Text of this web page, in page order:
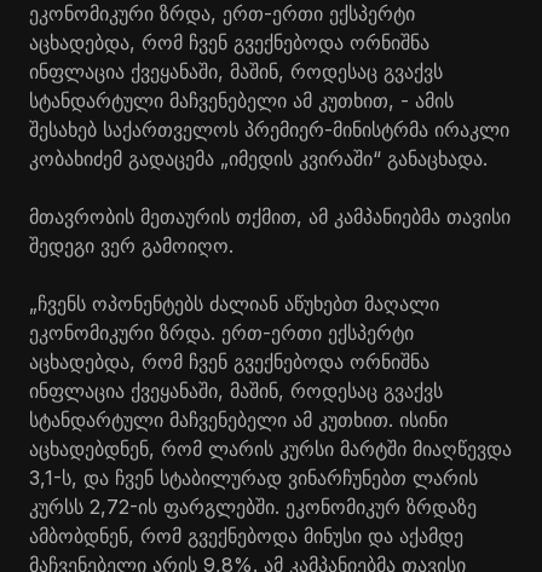
ეკონომიკური ზრდა, ერთ-ერთი ექსპერტი
აცხადებდა, რომ ჩვენ გვექნებოდა ორნიშნა
ინფლაცია ქვეყანაში, მაშინ, როდესაც გვაქვს
სტანდარტული მაჩვენებელი ამ კუთხით, - ამის
შესახებ საქართველოს პრემიერ-მინისტრმა ირაკლი
კობახიძემ გადაცემა „იმედის კვირაში“ განაცხადა.
მთავრობის მეთაურის თქმით, ამ კამპანიებმა თავისი
შედეგი ვერ გამოიღო.
„ჩვენს ოპონენტებს ძალიან აწუხებთ მაღალი
ეკონომიკური ზრდა. ერთ-ერთი ექსპერტი
აცხადებდა, რომ ჩვენ გვექნებოდა ორნიშნა
ინფლაცია ქვეყანაში, მაშინ, როდესაც გვაქვს
სტანდარტული მაჩვენებელი ამ კუთხით. ისინი
აცხადებდნენ, რომ ლარის კურსი მარტში მიაღწევდა
3,1-ს, და ჩვენ სტაბილურად ვინარჩუნებთ ლარის
კურსს 2,72-ის ფარგლებში. ეკონომიკურ ზრდაზე
ამბობდნენ, რომ გვექნებოდა მინუსი და აქამდე
მაჩვენებელი არის 9,8%. ამ კამპანიებმა თავისი